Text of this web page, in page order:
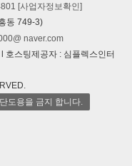
[사업자정보확인]
동 749-3)
naver.com
호스팅제공자 : 심플렉스인터
도용을 금지 합니다.